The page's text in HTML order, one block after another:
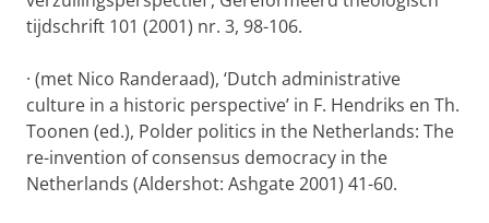
tijdschrift 101 (2001) nr. 3, 98-106.
· (met Nico Randeraad), ‘Dutch administrative
culture in a historic perspective’ in F. Hendriks en Th.
Toonen (ed.), Polder politics in the Netherlands: The
re-invention of consensus democracy in the
Netherlands (Aldershot: Ashgate 2001) 41-60.